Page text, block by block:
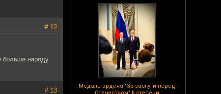
Медаль ордена "За заслуги перед
# 12
больше народу.
# 13